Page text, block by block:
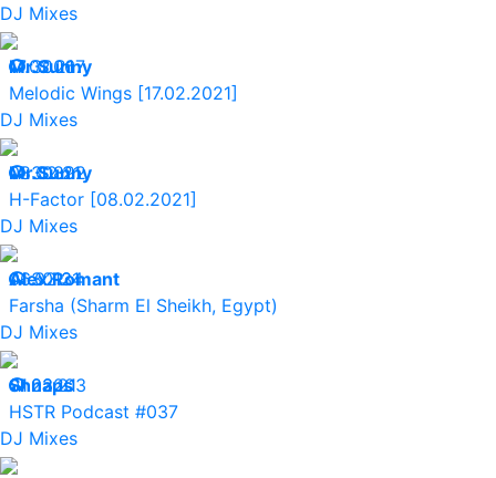
DJ Mixes
17.02.21
30067
Mr.Sunny
Melodic Wings [17.02.2021]
DJ Mixes
08.02.21
30892
Mr.Sunny
H-Factor [08.02.2021]
DJ Mixes
06.02.21
30134
Alex Romant
Farsha (Sharm El Sheikh, Egypt)
DJ Mixes
01.02.21
23203
Shnaps
HSTR Podcast #037
DJ Mixes